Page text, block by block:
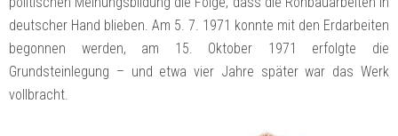
deutscher Hand blieben. Am 5. 7. 1971 konnte mit den Erdarbeiten
begonnen werden, am 15. Oktober 1971 erfolgte die
Grundsteinlegung – und etwa vier Jahre später war das Werk
vollbracht.